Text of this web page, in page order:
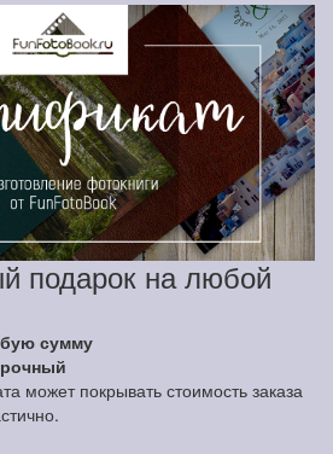
подарок на любой
сумму
может покрывать стоимость заказа